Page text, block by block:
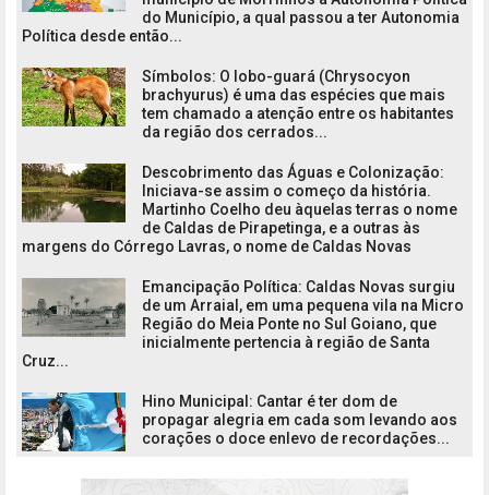
do Município, a qual passou a ter Autonomia
Política desde então...
Símbolos: O lobo-guará (Chrysocyon
brachyurus) é uma das espécies que mais
tem chamado a atenção entre os habitantes
da região dos cerrados...
Descobrimento das Águas e Colonização:
Iniciava-se assim o começo da história.
Martinho Coelho deu àquelas terras o nome
de Caldas de Pirapetinga, e a outras às
margens do Córrego Lavras, o nome de Caldas Novas
Emancipação Política: Caldas Novas surgiu
de um Arraial, em uma pequena vila na Micro
Região do Meia Ponte no Sul Goiano, que
inicialmente pertencia à região de Santa
Cruz...
Hino Municipal: Cantar é ter dom de
propagar alegria em cada som levando aos
corações o doce enlevo de recordações...